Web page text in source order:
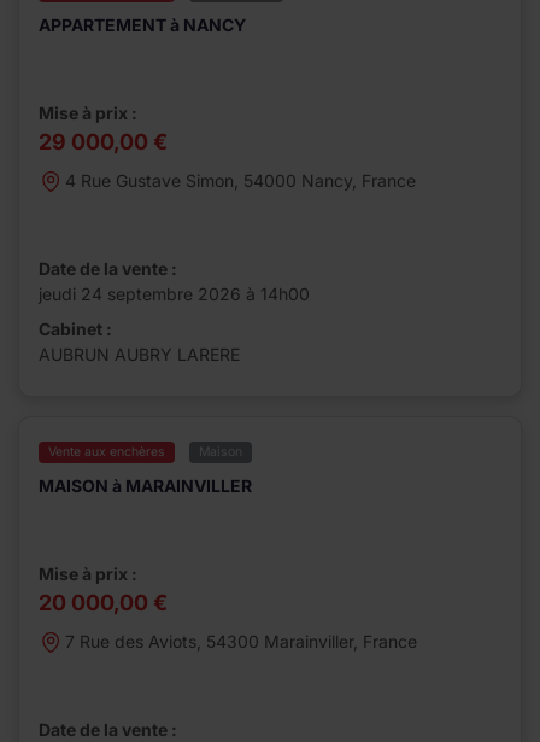
APPARTEMENT à NANCY
Mise à prix :
29 000,00 €
4 Rue Gustave Simon, 54000 Nancy, France
Date de la vente :
jeudi 24 septembre 2026 à 14h00
Cabinet :
AUBRUN AUBRY LARERE
Vente aux enchères Maison
MAISON à MARAINVILLER
Mise à prix :
20 000,00 €
7 Rue des Aviots, 54300 Marainviller, France
Date de la vente :